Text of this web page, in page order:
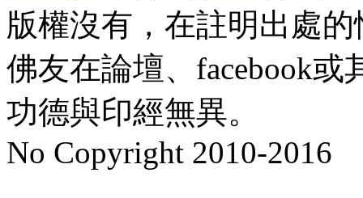
版權沒有，在註明出處
佛友在論壇、facebook
功德與印經無異。
No Copyright 2010-2016